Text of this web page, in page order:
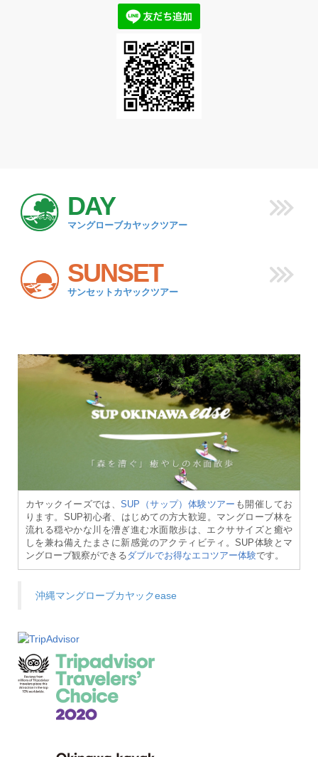
DAY
マングローブカヤックツアー
SUNSET
サンセットカヤックツアー
カヤックイーズでは、SUP（サップ）体験ツアー も開催してお
ります。SUP初心者、はじめての方大歓迎。マングローブ林を
流れる穏やかな川を漕ぎ進む水面散歩は、エクササイズと癒や
しを兼ね備えたまさに新感覚のアクティビティ。SUP体験とマ
ングローブ観察ができるダブルでお得なエコツアー体験です。
沖縄マングローブカヤックease